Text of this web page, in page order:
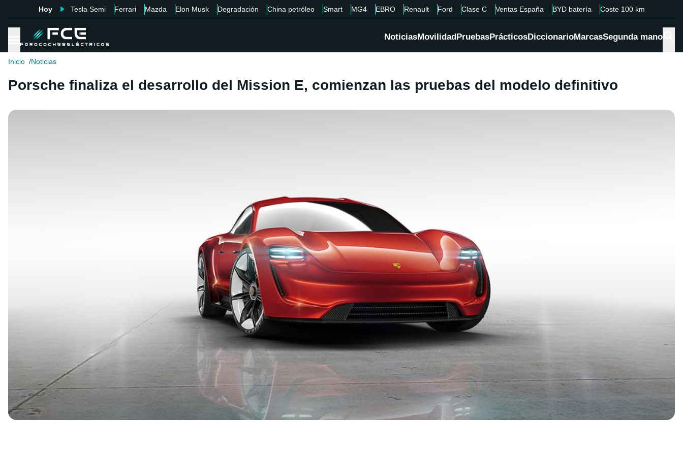
Hoy Tesla Semi Ferrari Mazda Elon Musk Degradación China petróleo Smart MG4 EBRO Renault Ford Clase C Ventas España BYD batería Coste 100 km
NoticiasMovilidadPruebasPrácticosDiccionarioMarcasSegunda mano
Inicio Noticias
Porsche finaliza el desarrollo del Mission E, comienzan las pruebas del modelo definitivo